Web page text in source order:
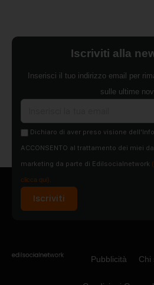
Iscriviti alla
Inserisci il tuo indirizzo email per
sulle ultime
Dichiaro di aver preso visione
ACCONSENTO al trattamento dei miei
marketing da parte di Edilsocialnetwork
clicca qui).
Iscriviti
Pubblicità Chi